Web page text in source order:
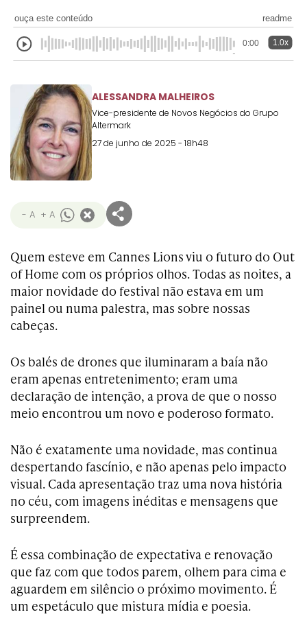
Creative
Commerce
Creative Data
Creative
Effectiveness
Creative
Strategy
Entertainment
for Music
Entertainment
Film
Film Craft
Media
Outdoor
Pharma
Creative Brand
Creative
Business
Creative
Commerce
Creative Data
Entertainment
Entertainment
for Gaming
Entertainment
for Music
Entertainment
for Sport
Innovation
Luxury
Media
Titanium
ouça este conteúdo readme
0:00 1.0x
ALESSANDRA MALHEIROS
Vice-presidente de Novos Negócios do Grupo
Altermark
27 de junho de 2025 - 18h48
- A + A
Quem esteve em Cannes Lions viu o futuro do Out
of Home com os próprios olhos. Todas as noites, a
maior novidade do festival não estava em um
painel ou numa palestra, mas sobre nossas
cabeças.
Os balés de drones que iluminaram a baía não
eram apenas entretenimento; eram uma
declaração de intenção, a prova de que o nosso
meio encontrou um novo e poderoso formato.
Não é exatamente uma novidade, mas continua
despertando fascínio, e não apenas pelo impacto
visual. Cada apresentação traz uma nova história
no céu, com imagens inéditas e mensagens que
surpreendem.
É essa combinação de expectativa e renovação
que faz com que todos parem, olhem para cima e
aguardem em silêncio o próximo movimento. É
um espetáculo que mistura mídia e poesia.